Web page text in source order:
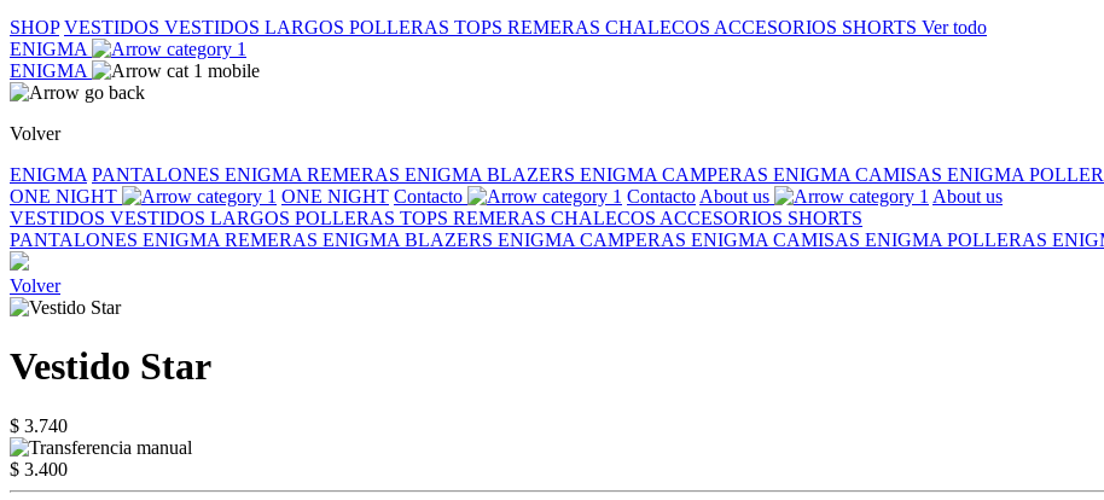
SHOP VESTIDOS VESTIDOS LARGOS POLLERAS TOPS REMERAS CHALECOS ACCESORIOS SHORTS Ver todo
ENIGMA
ENIGMA
Volver
ENIGMA PANTALONES ENIGMA REMERAS ENIGMA BLAZERS ENIGMA CAMPERAS ENIGMA CAMISAS ENIGMA
ONE NIGHT
ONE NIGHT Contacto Contacto About us
About us
VESTIDOS VESTIDOS LARGOS POLLERAS TOPS REMERAS CHALECOS ACCESORIOS SHORTS
PANTALONES ENIGMA REMERAS ENIGMA BLAZERS ENIGMA CAMPERAS ENIGMA CAMISAS ENIGMA POLLERAS
Volver
Vestido Star
$ 3.740
$ 3.400